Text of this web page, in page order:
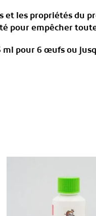
et les propriétés du
pour empêcher
pour 6 œufs ou